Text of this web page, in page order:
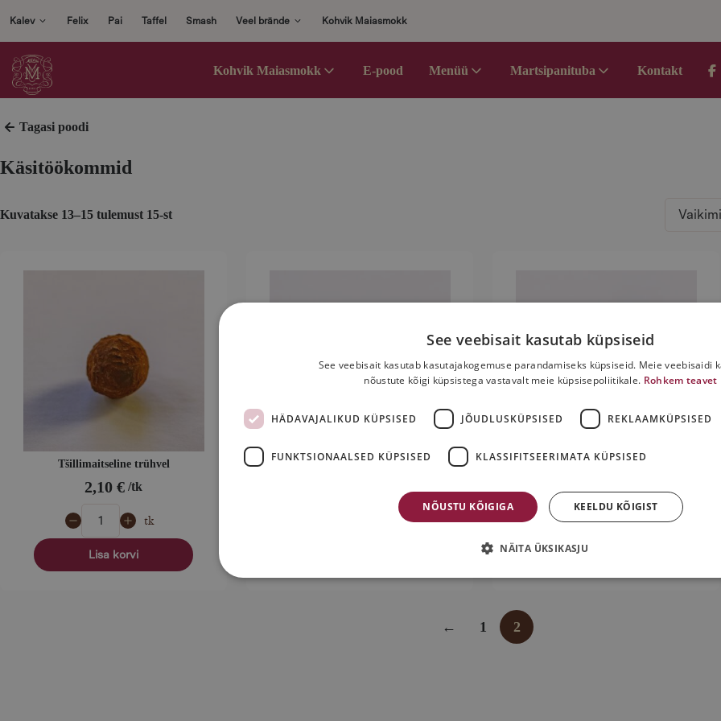
j
r
Kalev Felix Pai Taffel Smash Veel brände Kohvik Maiasmokk
Kohvik Maiasmokk E-pood Menüü Martsipanituba Kontakt
Tagasi poodi
Käsitöökommid
Kuvatakse 13–15 tulemust 15-st
Tšillimaitseline trühvel
2,10 € tk
tk
Lisa korvi
Trühvel Vana Tallinn Lagritsamaitseline trühvel
tk
Lisa korvi
← 1 2
See veebisait kasutab küpsiseid
See veebisait kasutab kasutajakogemuse parandamiseks küpsiseid. Meie veebisaidi
nõustute kõigi küpsistega vastavalt meie küpsisepoliitikale. Rohkem teavet
HÄDAVAJALIKUD KÜPSISED JÕUDLUSKÜPSISED REKLAAMKÜPSISED
FUNKTSIONAALSED KÜPSISED KLASSIFITSEERIMATA KÜPSISED
NÕUSTU KÕIGIGA KEELDU KÕIGIST
NÄITA ÜKSIKASJU